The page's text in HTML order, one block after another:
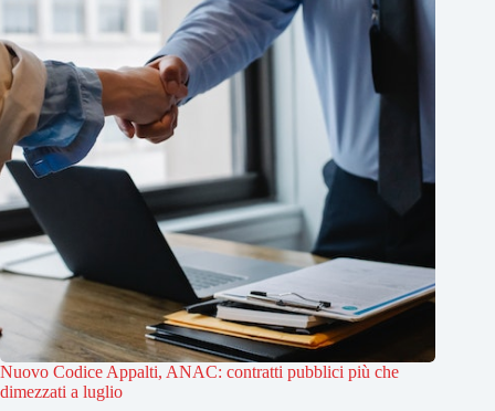
Nuovo Codice Appalti, ANAC: contratti pubblici più che
dimezzati a luglio